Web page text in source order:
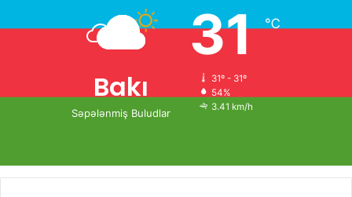
Bakı
Səpələnmiş Buludlar
31℃
31º - 31º
54%
3.41 km/h